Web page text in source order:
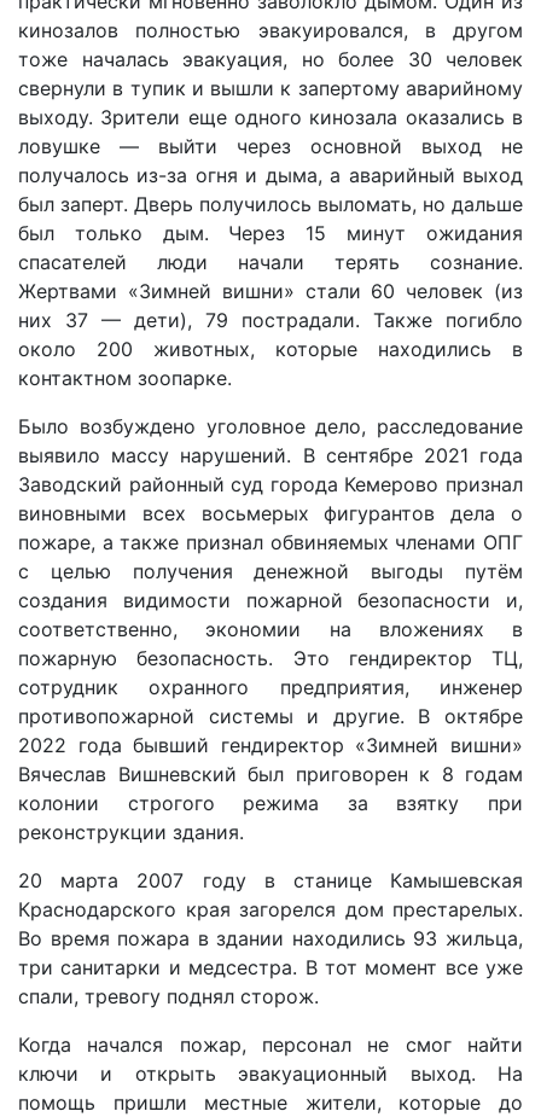
кинозалов полностью эвакуировался, в другом
тоже началась эвакуация, но более 30 человек
свернули в тупик и вышли к запертому аварийному
выходу. Зрители еще одного кинозала оказались в
ловушке — выйти через основной выход не
получалось из-за огня и дыма, а аварийный выход
был заперт. Дверь получилось выломать, но дальше
был только дым. Через 15 минут ожидания
спасателей люди начали терять сознание.
Жертвами «Зимней вишни» стали 60 человек (из
них 37 — дети), 79 пострадали. Также погибло
около 200 животных, которые находились в
контактном зоопарке.
Было возбуждено уголовное дело, расследование
выявило массу нарушений. В сентябре 2021 года
Заводский районный суд города Кемерово признал
виновными всех восьмерых фигурантов дела о
пожаре, а также признал обвиняемых членами ОПГ
с целью получения денежной выгоды путём
создания видимости пожарной безопасности и,
соответственно, экономии на вложениях в
пожарную безопасность. Это гендиректор ТЦ,
сотрудник охранного предприятия, инженер
противопожарной системы и другие. В октябре
2022 года бывший гендиректор «Зимней вишни»
Вячеслав Вишневский был приговорен к 8 годам
колонии строгого режима за взятку при
реконструкции здания.
20 марта 2007 году в станице Камышевская
Краснодарского края загорелся дом престарелых.
Во время пожара в здании находились 93 жильца,
три санитарки и медсестра. В тот момент все уже
спали, тревогу поднял сторож.
Когда начался пожар, персонал не смог найти
ключи и открыть эвакуационный выход. На
помощь пришли местные жители, которые до